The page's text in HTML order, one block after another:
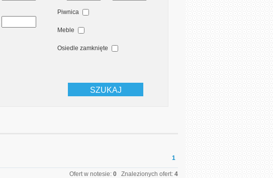
Piwnica
Meble
Osiedle zamknięte
SZUKAJ
1
Ofert w notesie: 0 Znalezionych ofert: 4